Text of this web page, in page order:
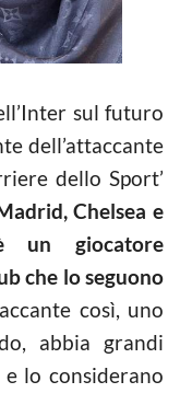
sul futuro
dell’attaccante
dello Sport’
Chelsea e
un giocatore
che lo seguono
così, uno
abbia grandi
lo considerano